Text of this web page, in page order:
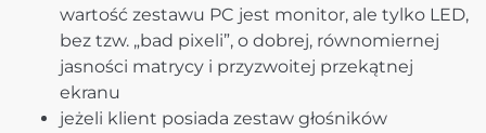
wartość zestawu PC jest monitor, ale tylko LED,
bez tzw. „bad pixeli”, o dobrej, równomiernej
jasności matrycy i przyzwoitej przekątnej
ekranu
jeżeli klient posiada zestaw głośników